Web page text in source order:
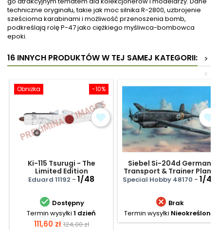
techniczne oryginału, takie jak moc silnika R-2800, uzbrojenie
sześcioma karabinami i możliwość przenoszenia bomb,
podkreślają rolę P-47 jako ciężkiego myśliwca-bombowca
epoki.
16 INNYCH PRODUKTÓW W TEJ SAMEJ KATEGORII:
>
<
-10%
Obniżka
Ki-115 Tsurugi - The
Limited Edition
Eduard 11192 - 1/48
 Dostępny
Termin wysyłki 1 dzień
Cena
111,60 zł Cena
124,00 zł
Siebel Si-204d German
Transport & Trainer Plane
Special Hobby 48170 - 1/48
 Brak
Termin wysyłki Nieokreślony